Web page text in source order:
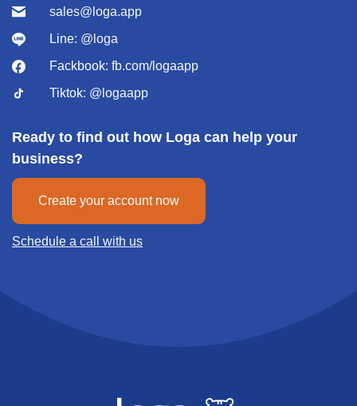
sales@loga.app
Line: @loga
Fackbook: fb.com/logaapp
Tiktok: @logaapp
Ready to find out how Loga can help your
business?
Create your account now
Schedule a call with us